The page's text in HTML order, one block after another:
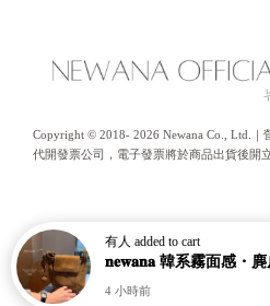
Copyright © 2018- 2026 Newana Co., Ltd.
代開發票公司，電子發票將於商品出貨後開立
有人 added to cart
4 小時前